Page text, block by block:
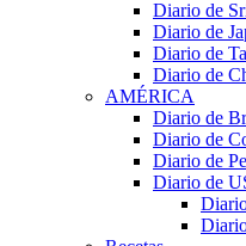
Diario de
Diario de
Diario de
Diario de
AMÉRICA
Diario de
Diario de
Diario de
Diario de